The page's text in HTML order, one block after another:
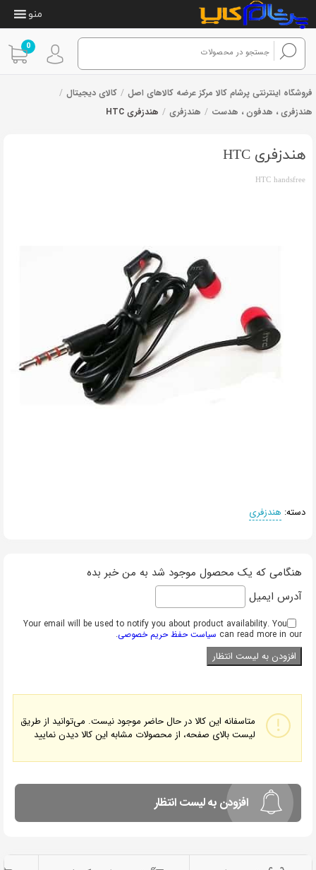
0
منو
فروشگاه اینترنتی پرشام کالا مرکز عرضه کالاهای اصل / کالای دیجیتال /
هندزفری ، هدفون ، هدست / هندزفری / هندزفری HTC
هندزفری HTC
HTC handsfree
دسته: هندزفری
هنگامی که یک محصول موجود شد به من خبر بده
آدرس ایمیل
Your email will be used to notify you about product availability. You
can read more in our سیاست حفظ حریم خصوصی.
متاسفانه این کالا در حال حاضر موجود نیست. می‌توانید از طریق
لیست بالای صفحه، از محصولات مشابه این کالا دیدن نمایید
افزودن به لیست انتظار